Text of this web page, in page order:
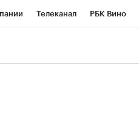
Телеканал РБК Вино